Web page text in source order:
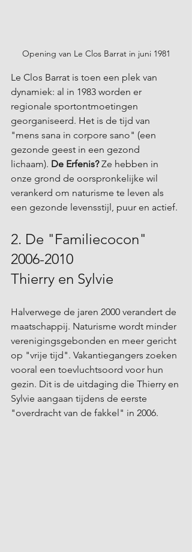
Opening van Le Clos Barrat in juni 1981
Le Clos Barrat is toen een plek van
dynamiek: al in 1983 worden er
regionale sportontmoetingen
georganiseerd. Het is de tijd van
"mens sana in corpore sano" (een
gezonde geest in een gezond
lichaam). De Erfenis? Ze hebben in
onze grond de oorspronkelijke wil
verankerd om naturisme te leven als
een gezonde levensstijl, puur en actief.
2. De "Familiecocon"
2006-2010
Thierry en Sylvie
Halverwege de jaren 2000 verandert de
maatschappij. Naturisme wordt minder
verenigingsgebonden en meer gericht
op "vrije tijd". Vakantiegangers zoeken
vooral een toevluchtsoord voor hun
gezin. Dit is de uitdaging die Thierry en
Sylvie aangaan tijdens de eerste
"overdracht van de fakkel" in 2006.